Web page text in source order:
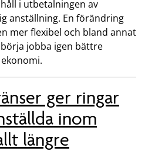
i utbetalningen av
anställning. En förändring
mer flexibel och bland annat
jobba igen bättre
ger ringar
inom
längre